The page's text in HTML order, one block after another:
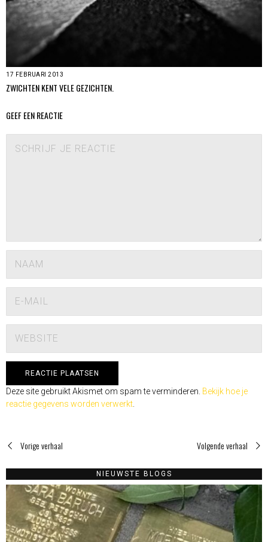
17 FEBRUARI 2013
ZWICHTEN KENT VELE GEZICHTEN.
GEEF EEN REACTIE
Deze site gebruikt Akismet om spam te verminderen. Bekijk hoe je
reactie gegevens worden verwerkt.
Vorige verhaal Volgende verhaal
NIEUWSTE BLOGS